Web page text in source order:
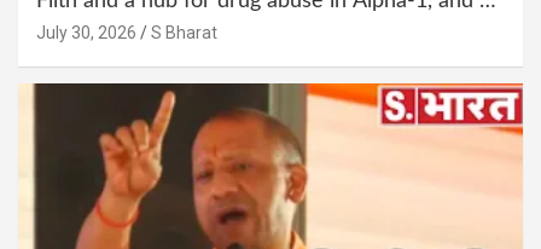
RWA elections for 15 years? | Wake up,
July 30, 2026 S Bharat